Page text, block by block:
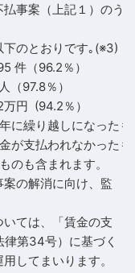
事案（上記１）のう
のとおりです｡(※3)
％）
％）
％）
繰り越しになったも
支払われなかったも
も含まれます。
の解消に向け、監
ては、「賃金の支
第34号）に基づく
してまいります。